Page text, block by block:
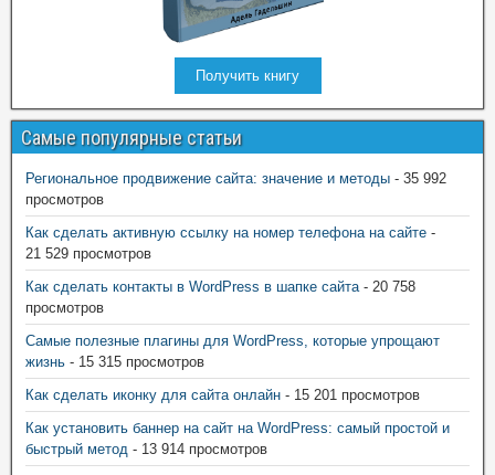
Получить книгу
Самые популярные статьи
Региональное продвижение сайта: значение и методы - 35 992
просмотров
Как сделать активную ссылку на номер телефона на сайте -
21 529 просмотров
Как сделать контакты в WordPress в шапке сайта - 20 758
просмотров
Самые полезные плагины для WordPress, которые упрощают
жизнь - 15 315 просмотров
Как сделать иконку для сайта онлайн - 15 201 просмотров
Как установить баннер на сайт на WordPress: самый простой и
быстрый метод - 13 914 просмотров